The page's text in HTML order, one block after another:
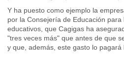
Y ha puesto como ejemplo la
por la Consejería de Educación
educativos, que Cagigas ha
"tres veces más" que antes de que
y que, además, este gasto lo pagará